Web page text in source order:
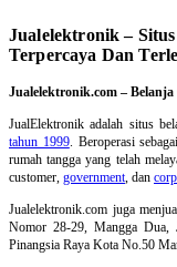
Jualelektronik –
Terpercaya Dan
Jualelektronik.com –
JualElektronik adalah situs
tahun 1999. Beroperasi
rumah tangga yang telah
customer, government, dan
Jualelektronik.com juga
Nomor 28-29, Mangga Dua,
Pinangsia Raya Kota No.50